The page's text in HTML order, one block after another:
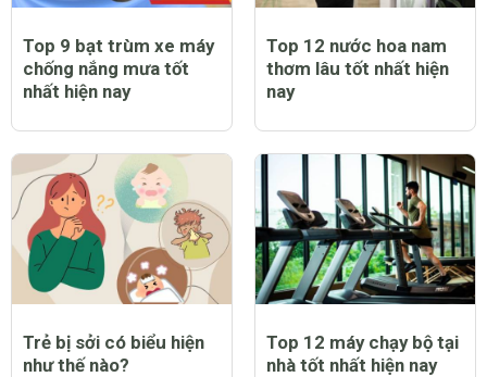
Top 9 bạt trùm xe máy
chống nắng mưa tốt
nhất hiện nay
Top 12 nước hoa nam
thơm lâu tốt nhất hiện
nay
Trẻ bị sởi có biểu hiện
như thế nào?
Top 12 máy chạy bộ tại
nhà tốt nhất hiện nay